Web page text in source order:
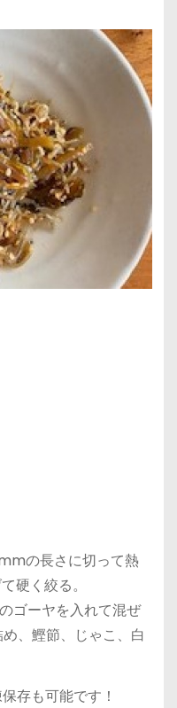
の長さに切って熱
硬く絞る。
ゴーヤを入れて混ぜ
、鰹節、じゃこ、白
存も可能です！